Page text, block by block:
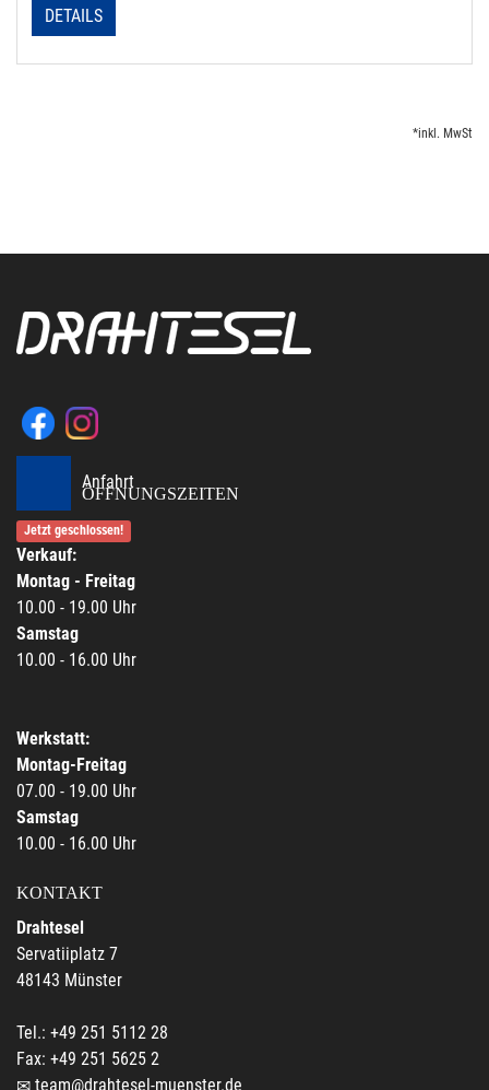
DETAILS
*inkl. MwSt
Anfahrt
ÖFFNUNGSZEITEN
Jetzt geschlossen!
Verkauf:
Montag - Freitag
10.00 - 19.00 Uhr
Samstag
10.00 - 16.00 Uhr
Werkstatt:
Montag-Freitag
07.00 - 19.00 Uhr
Samstag
10.00 - 16.00 Uhr
KONTAKT
Drahtesel
Servatiiplatz 7
48143 Münster
Tel.: +49 251 5112 28
Fax: +49 251 5625 2
team@drahtesel-muenster.de